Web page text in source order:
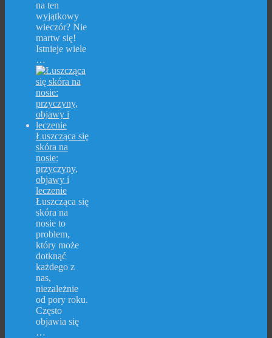
na ten
wyjątkowy
wieczór? Nie
martw się!
Istnieje wiele
…
Łuszcząca się
skóra na
nosie:
przyczyny,
objawy i
leczenie
Łuszcząca się
skóra na
nosie to
problem,
który może
dotknąć
każdego z
nas,
niezależnie
od pory roku.
Często
objawia się
…